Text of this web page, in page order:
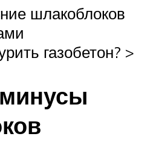
шлакоблоков
газобетон? >